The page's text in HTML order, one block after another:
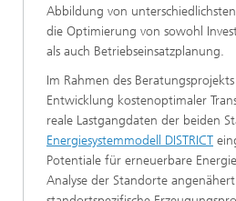
Abbildung von
die Optimierung von sowohl
als auch Betriebseinsatzplanung.
Im Rahmen des
Entwicklung kostenoptimaler
reale Lastgangdaten der beiden
Energiesystemmodell DISTRICT
Potentiale für erneuerbare
Analyse der Standorte